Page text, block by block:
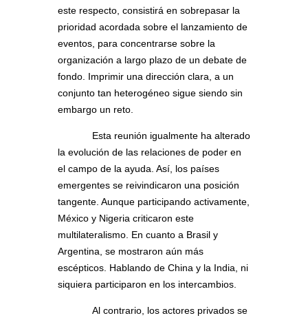
este respecto, consistirá en sobrepasar la
prioridad acordada sobre el lanzamiento de
eventos, para concentrarse sobre la
organización a largo plazo de un debate de
fondo. Imprimir una dirección clara, a un
conjunto tan heterogéneo sigue siendo sin
embargo un reto.
Esta reunión igualmente ha alterado
la evolución de las relaciones de poder en
el campo de la ayuda. Así, los países
emergentes se reivindicaron una posición
tangente. Aunque participando activamente,
México y Nigeria criticaron este
multilateralismo. En cuanto a Brasil y
Argentina, se mostraron aún más
escépticos. Hablando de China y la India, ni
siquiera participaron en los intercambios.
Al contrario, los actores privados se